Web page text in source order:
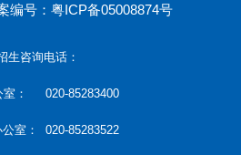
编号：粤ICP备05008874号
生咨询电话：
室： 020-85283400
公室： 020-85283522